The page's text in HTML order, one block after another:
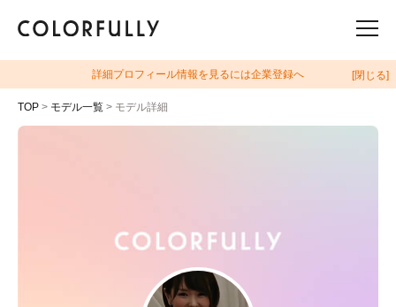
詳細プロフィール情報を見るには企業登録へ [閉じる]
TOP > モデル一覧 > モデル詳細